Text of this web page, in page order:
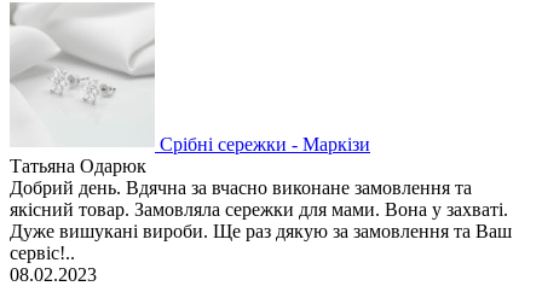
Срібні сережки - Маркізи
Татьяна Одарюк
Добрий день. Вдячна за вчасно виконане замовлення та
якісний товар. Замовляла сережки для мами. Вона у захваті.
Дуже вишукані вироби. Ще раз дякую за замовлення та Ваш
сервіс!..
08.02.2023